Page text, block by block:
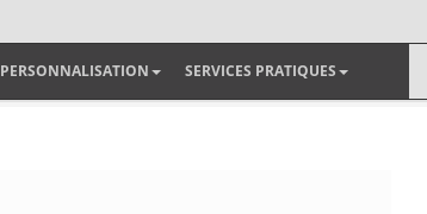
PERSONNALISATION SERVICES PRATIQUES